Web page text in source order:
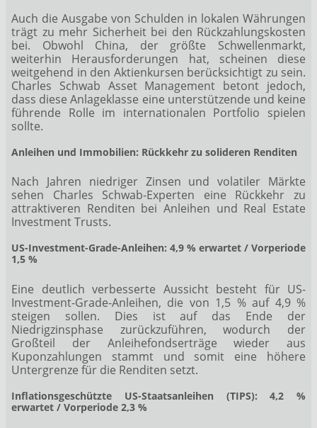
Auch die Ausgabe von Schulden in lokalen Währungen
trägt zu mehr Sicherheit bei den Rückzahlungskosten
bei. Obwohl China, der größte Schwellenmarkt,
weiterhin Herausforderungen hat, scheinen diese
weitgehend in den Aktienkursen berücksichtigt zu sein.
Charles Schwab Asset Management betont jedoch,
dass diese Anlageklasse eine unterstützende und keine
führende Rolle im internationalen Portfolio spielen
sollte.
Anleihen und Immobilien: Rückkehr zu solideren Renditen
Nach Jahren niedriger Zinsen und volatiler Märkte
sehen Charles Schwab-Experten eine Rückkehr zu
attraktiveren Renditen bei Anleihen und Real Estate
Investment Trusts.
US-Investment-Grade-Anleihen: 4,9 % erwartet / Vorperiode
1,5 %
Eine deutlich verbesserte Aussicht besteht für US-
Investment-Grade-Anleihen, die von 1,5 % auf 4,9 %
steigen sollen. Dies ist auf das Ende der
Niedrigzinsphase zurückzuführen, wodurch der
Großteil der Anleihefondserträge wieder aus
Kuponzahlungen stammt und somit eine höhere
Untergrenze für die Renditen setzt.
Inflationsgeschützte US-Staatsanleihen (TIPS): 4,2 %
erwartet / Vorperiode 2,3 %